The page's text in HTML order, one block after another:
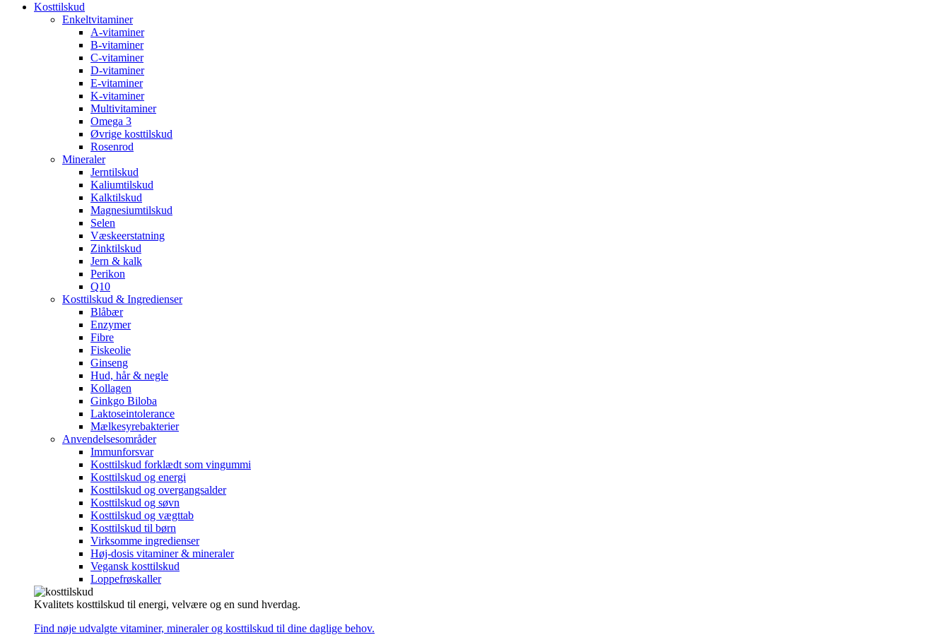
Kosttilskud
Enkeltvitaminer
A-vitaminer
B-vitaminer
C-vitaminer
D-vitaminer
E-vitaminer
K-vitaminer
Multivitaminer
Omega 3
Øvrige kosttilskud
Rosenrod
Mineraler
Jerntilskud
Kaliumtilskud
Kalktilskud
Magnesiumtilskud
Selen
Væskeerstatning
Zinktilskud
Jern & kalk
Perikon
Q10
Kosttilskud & Ingredienser
Blåbær
Enzymer
Fibre
Fiskeolie
Ginseng
Hud, hår & negle
Kollagen
Ginkgo Biloba
Laktoseintolerance
Mælkesyrebakterier
Anvendelsesområder
Immunforsvar
Kosttilskud forklædt som vingummi
Kosttilskud og energi
Kosttilskud og overgangsalder
Kosttilskud og søvn
Kosttilskud og vægttab
Kosttilskud til børn
Virksomme ingredienser
Høj-dosis vitaminer & mineraler
Vegansk kosttilskud
Loppefrøskaller
Kvalitets kosttilskud til energi, velvære og en sund hverdag.
Find nøje udvalgte vitaminer, mineraler og kosttilskud til dine daglige behov.